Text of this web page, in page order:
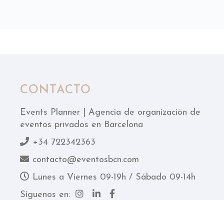
CONTACTO
Events Planner | Agencia de organización de
eventos privados en Barcelona
+34 722342363
contacto@eventosbcn.com
Lunes a Viernes 09-19h / Sábado 09-14h
Síguenos en: